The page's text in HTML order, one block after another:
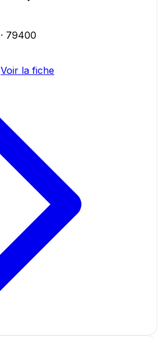
· 79400
Voir la fiche